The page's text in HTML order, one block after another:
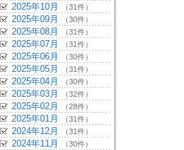
2025年10月 （31件）
2025年09月 （30件）
2025年08月 （31件）
2025年07月 （31件）
2025年06月 （30件）
2025年05月 （31件）
2025年04月 （30件）
2025年03月 （32件）
2025年02月 （28件）
2025年01月 （31件）
2024年12月 （31件）
2024年11月 （30件）